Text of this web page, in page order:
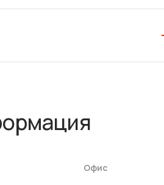
Офис